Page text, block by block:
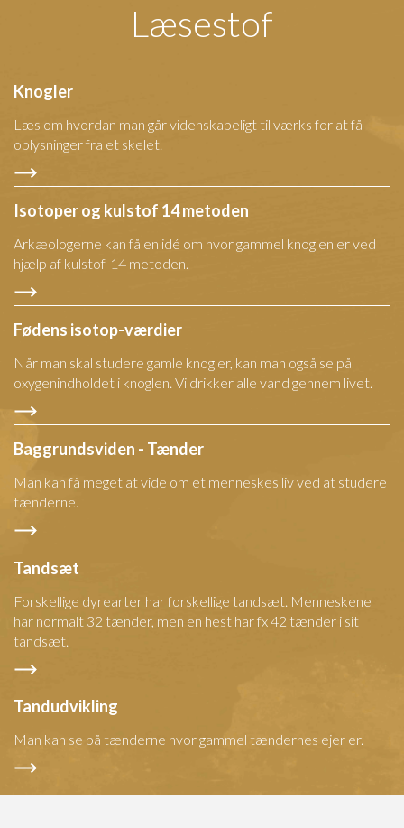
Læsestof
Knogler
Læs om hvordan man går videnskabeligt til værks for at få
oplysninger fra et skelet.
Isotoper og kulstof 14 metoden
Arkæologerne kan få en idé om hvor gammel knoglen er ved
hjælp af kulstof-14 metoden.
Fødens isotop-værdier
Når man skal studere gamle knogler, kan man også se på
oxygenindholdet i knoglen. Vi drikker alle vand gennem livet.
Baggrundsviden - Tænder
Man kan få meget at vide om et menneskes liv ved at studere
tænderne.
Tandsæt
Forskellige dyrearter har forskellige tandsæt. Menneskene
har normalt 32 tænder, men en hest har fx 42 tænder i sit
tandsæt.
Tandudvikling
Man kan se på tænderne hvor gammel tændernes ejer er.